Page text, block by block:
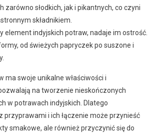
zarówno słodkich, jak i pikantnych, co czyni
składnikiem.
element indyjskich potraw, nadaje im ostrość.
od świeżych papryczek po suszone i
ma swoje unikalne właściwości i
na tworzenie nieskończonych
w potrawach indyjskich. Dlatego
przyprawami i ich łączenie może przynieść
smakowe, ale również przyczynić się do